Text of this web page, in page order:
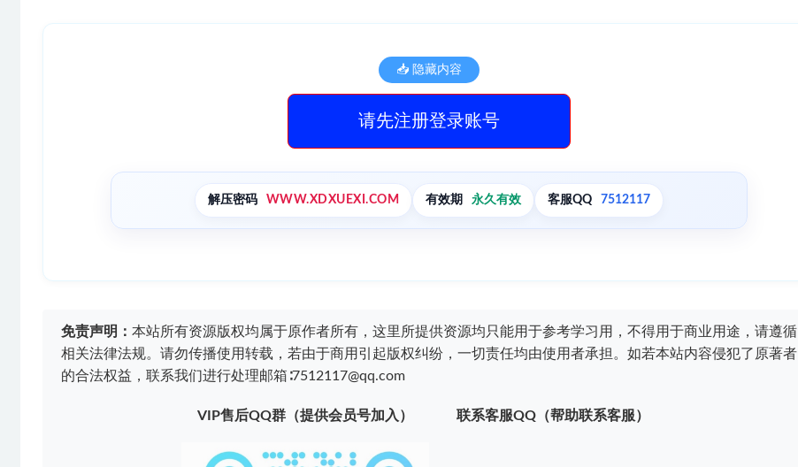
📥 隐藏内容
请先注册登录账号
解压密码 WWW.XDXUEXI.COM 有效期 永久有效 客服QQ 7512117
免责声明： 本站所有资源版权均属于原作者所有，这里所提供资源均只能用于参考学习用，不得用于商业用途，请遵循
相关法律法规。请勿传播使用转载，若由于商用引起版权纠纷，一切责任均由使用者承担。如若本站内容侵犯了原著者
的合法权益，联系我们进行处理邮箱∶7512117@qq.com
VIP售后QQ群（提供会员号加入） 联系客服QQ（帮助联系客服）